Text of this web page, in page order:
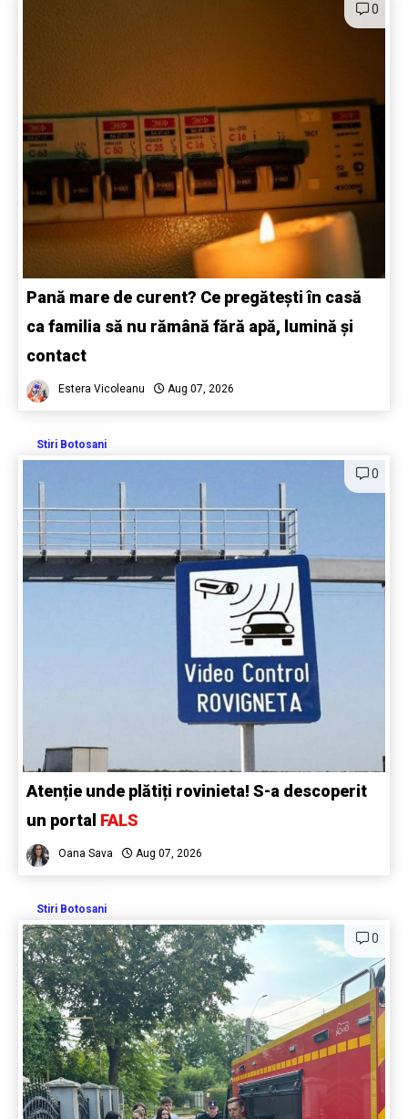
0
Pană mare de curent? Ce pregătești în casă
ca familia să nu rămână fără apă, lumină și
contact
Estera Vicoleanu Aug 07, 2026
Stiri Botosani
0
Atenție unde plătiți rovinieta! S-a descoperit
un portal FALS
Oana Sava Aug 07, 2026
Stiri Botosani
0